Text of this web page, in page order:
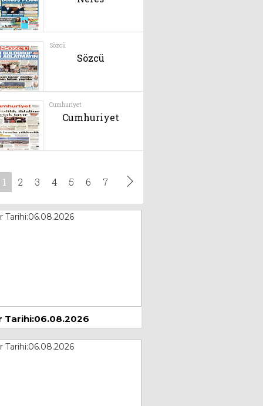
Yüzyılın Belası!
4 Ağustos 2025
Doç. Dr. Murat Gül
Korona virüs
erkeklerde sertleşme
bozukluğuna neden
2023Doç. Dr. Alaaddin
Nayman
Varis tedavinizi
ertelemeyin!
2023
MUSUNUZ O’NUN
2024
Op .Dr. Nurten
1 Mayıs 2024
Prof.Dr. Nuri
ŞİMŞEKLER
Tarihi:06.08.2026